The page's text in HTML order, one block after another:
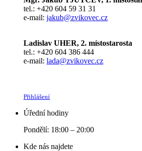
tel.: +420 604 59 31 31
e-mail: jakub@zvikovec.cz
Ladislav UHER, 2. místostarosta
tel.: +420 604 386 444
e-mail: lada@zvikovec.cz
Přihlášení
Úřední hodiny
Pondělí: 18:00 – 20:00
Kde nás najdete